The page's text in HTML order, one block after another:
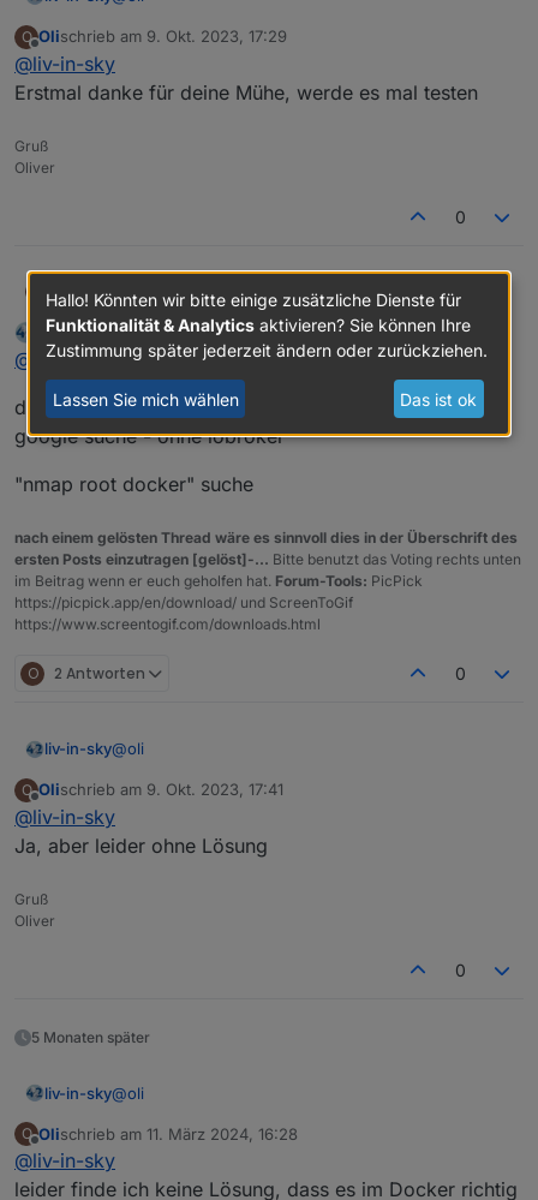
hier kam mal eine lösung
https://forum.iobroker.net/post/600999
wenig weiter oben an zu lesen - viel glück
O
Offline
Olischrieb am 9. Okt. 2023, 17:29
zuletzt editiert von
@liv-in-sky
Erstmal danke für deine Mühe, werde es mal testen
Gruß
Oliver
0
Oli @ liv-in-sky
Erstmal danke für deine Mühe, werde es mal testen
Offline
liv-in-skyschrieb am9. Okt. 2023, 17:31
zuletzt editiert von
@
oli
das problem findest du auch des öfteren bei einer
google suche - ohne iobroker
"nmap root docker" suche
nach einem gelösten Thread wäre es sinnvoll dies in der Überschrift des
ersten Posts einzutragen [gelöst]-... Bitte benutzt das Voting rechts unten
im Beitrag wenn er euch geholfen hat. Forum-Tools: PicPick
https://picpick.app/en/download/ und ScreenToGif
https://www.screentogif.com/downloads.html
O 2 Antworten 0
liv-in-sky@oli
das problem findest du auch des öfteren bei einer
google suche - ohne iobroker
"nmap root docker" suche
O
Offline
Olischrieb am 9. Okt. 2023, 17:41
zuletzt editiert von
@liv-in-sky
Ja, aber leider ohne Lösung
Gruß
Oliver
0
5 Monaten später
liv-in-sky@oli
das problem findest du auch des öfteren bei einer
google suche - ohne iobroker
"nmap root docker" suche
O
Offline
Olischrieb am 11. März 2024, 16:28
zuletzt editiert von
@liv-in-sky
leider finde ich keine Lösung, dass es im Docker richtig
Hallo! Könnten wir bitte einige zusätzliche Dienste für
Funktionalität & Analytics aktivieren? Sie können Ihre
Zustimmung später jederzeit ändern oder zurückziehen.
Lassen Sie mich wählen Das ist ok